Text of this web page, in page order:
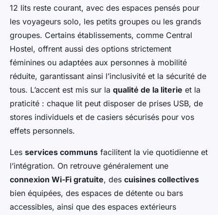
12 lits reste courant, avec des espaces pensés pour
les voyageurs solo, les petits groupes ou les grands
groupes. Certains établissements, comme Central
Hostel, offrent aussi des options strictement
féminines ou adaptées aux personnes à mobilité
réduite, garantissant ainsi l’inclusivité et la sécurité de
tous. L’accent est mis sur la qualité de la literie et la
praticité : chaque lit peut disposer de prises USB, de
stores individuels et de casiers sécurisés pour vos
effets personnels.
Les services communs facilitent la vie quotidienne et
l’intégration. On retrouve généralement une
connexion Wi-Fi gratuite, des cuisines collectives
bien équipées, des espaces de détente ou bars
accessibles, ainsi que des espaces extérieurs